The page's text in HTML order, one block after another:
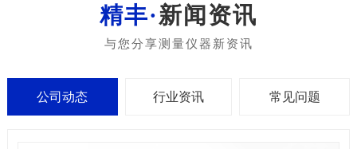
新闻资讯
公司动态 行业资讯 常见问题